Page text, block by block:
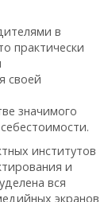
в
практически
своей
значимого
институтов
и
вся
экранов